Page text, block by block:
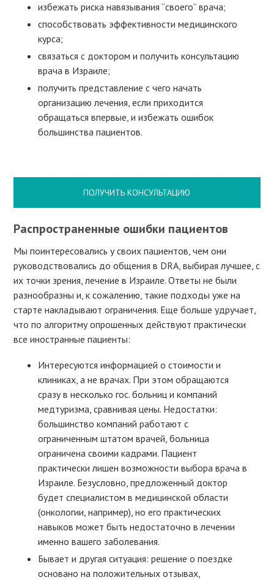
избежать риска навязывания “своего” врача;
способствовать эффективности медицинского
курса;
связаться с доктором и получить консультацию
врача в Израиле;
получить представление с чего начать
организацию лечения, если приходится
обращаться впервые, и избежать ошибок
большинства пациентов.
ПОЛУЧИТЬ КОНСУЛЬТАЦИЮ
Распространенные ошибки пациентов
Мы поинтересовались у своих пациентов, чем они
руководствовались до общения в DRA, выбирая лучшее, с
их точки зрения, лечение в Израиле. Ответы не были
разнообразны и, к сожалению, такие подходы уже на
старте накладывают ограничения. Еще больше удручает,
что по алгоритму опрошенных действуют практически
все иностранные пациенты:
Интересуются информацией о стоимости и
клиниках, а не врачах. При этом обращаются
сразу в несколько гос. больниц и компаний
медтуризма, сравнивая цены. Недостатки:
большинство компаний работают с
ограниченным штатом врачей, больница
ограничена своими кадрами. Пациент
практически лишен возможности выбора врача в
Израиле. Безусловно, предложенный доктор
будет специалистом в медицинской области
(онкологии, например), но его практических
навыков может быть недостаточно в лечении
именно вашего заболевания.
Бывает и другая ситуация: решение о поездке
основано на положительных отзывах,